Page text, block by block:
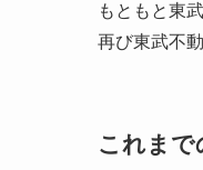
もともと東
再び東武不
これまで